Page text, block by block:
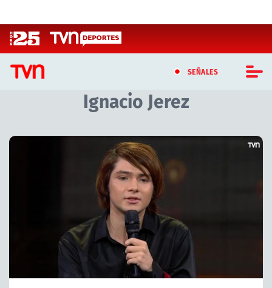
SEÑALES
CASTING MASTERCHEF CHILE
CASTING TVN VERTICAL
PROGRAMAS
TELESERIES
Ignacio Jerez